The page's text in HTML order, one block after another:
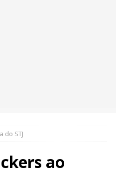
do STJ
ao